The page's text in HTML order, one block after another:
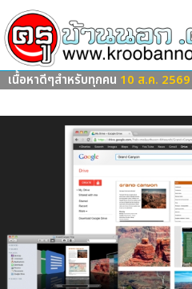
เนื้อหาดีๆสำหรับทุกคน 10 ส.ค. 2569